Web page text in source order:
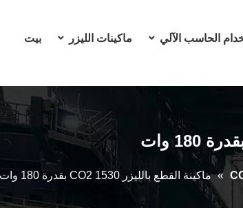
بيت ماكينات الليزر الحاسب الآلي
» ماكينة القطع بالليزر CO2 1530 بقدرة 180 وات